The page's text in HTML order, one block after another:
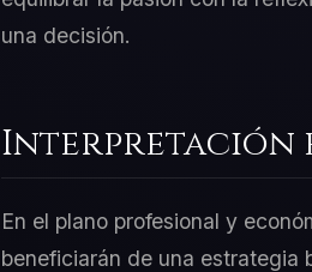
una decisión.
Interpretación
En el plano profesional y
beneficiarán de una estrategia